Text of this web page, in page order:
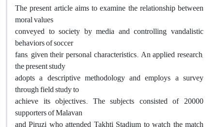
The present article aims to examine the relationship between
moral values
conveyed to society by media and controlling vandalistic
behaviors of soccer
fans, given their personal characteristics. An applied research,
the present study
adopts a descriptive methodology and employs a survey
through field study to
achieve its objectives. The subjects consisted of 20000
supporters of Malavan